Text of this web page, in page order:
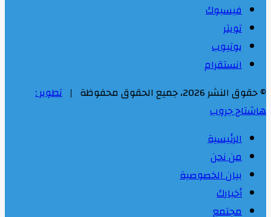
فيسبوك
تويتر
يوتيوب
انستقرام
© حقوق النشر 2026، جميع الحقوق محفوظة |
تطوير :
هاشتاج جروب
الرئيسية
من نحن
بيان الخصوصية
أخبارك
مجتمع